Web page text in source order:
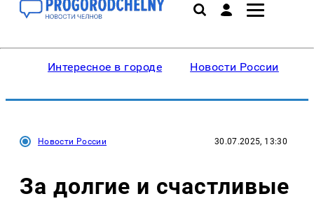
Интересное в городе Новости России
Новости России 30.07.2025, 13:30
За долгие и счастливые